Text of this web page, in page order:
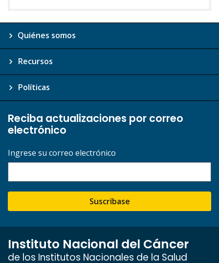
Quiénes somos
Recursos
Políticas
Reciba actualizaciones por correo
electrónico
Ingrese su correo electrónico
Suscríbase
Instituto Nacional del Cáncer
de los Institutos Nacionales de la Salud